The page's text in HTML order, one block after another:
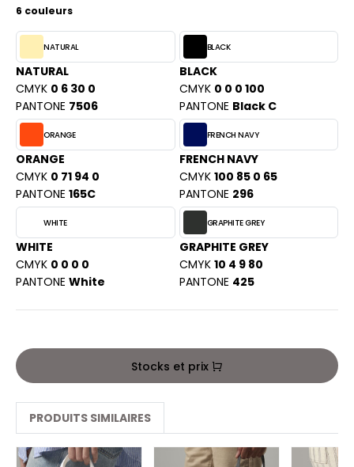
VETEMENTS
SHIRT
SHIRT
PROFESSIONNELLE
- BLOUSON
- BLANKS
COOL
HOODS
SERIE
6 couleurs
NATURAL
NATURAL
CMYK 0 6 30 0
PANTONE 7506
BLACK
BLACK
CMYK 0 0 0 100
PANTONE Black C
ORANGE
ORANGE
CMYK 0 71 94 0
PANTONE 165C
FRENCH NAVY
FRENCH NAVY
CMYK 100 85 0 65
PANTONE 296
WHITE
WHITE
CMYK 0 0 0 0
PANTONE White
GRAPHITE GREY
GRAPHITE GREY
CMYK 10 4 9 80
PANTONE 425
Stocks et prix
PRODUITS SIMILAIRES